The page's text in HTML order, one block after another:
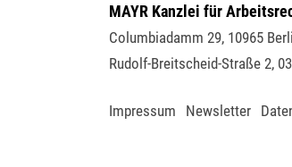
MAYR Kanzlei für
Columbiadamm 29, 10965
Rudolf-Breitscheid-Straße 2,
Impressum Newsletter